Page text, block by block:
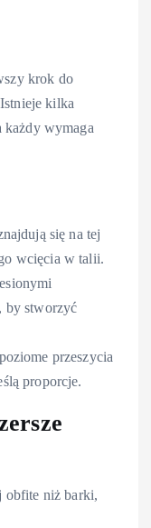
krok do
kilka
każdy wymaga
się na tej
wcięcia w talii.
by stworzyć
przeszycia
proporcje.
obfite niż barki,